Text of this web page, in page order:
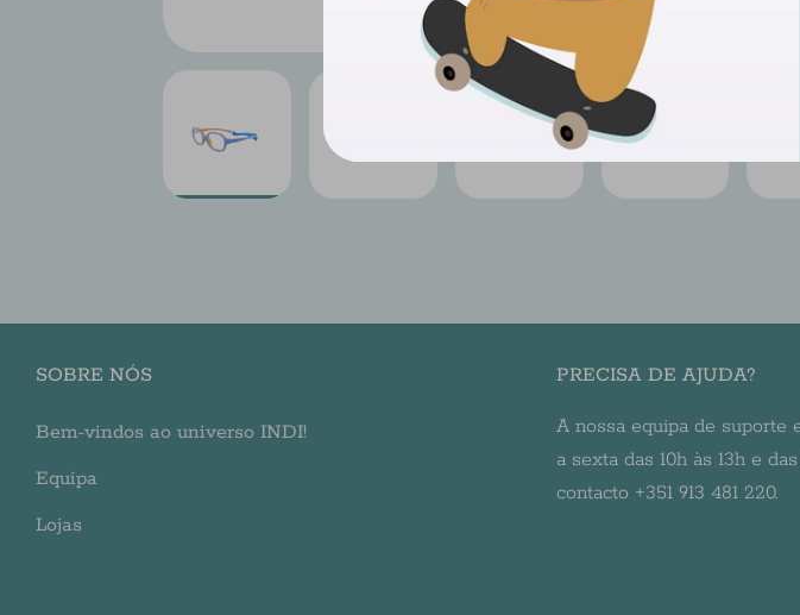
SOBRE NÓS
Bem-vindos ao universo INDI!
Equipa
Lojas
PRECISA DE AJUDA?
A nossa equipa de suporte
a sexta das 10h às 13h e
contacto +351 913 481 220.